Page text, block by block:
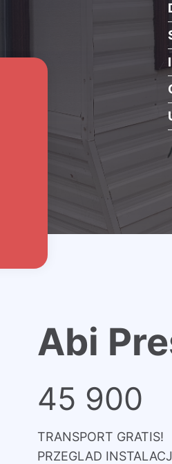
Abi
45 900
TRANSPORT GRATIS!
PRZEGLAD